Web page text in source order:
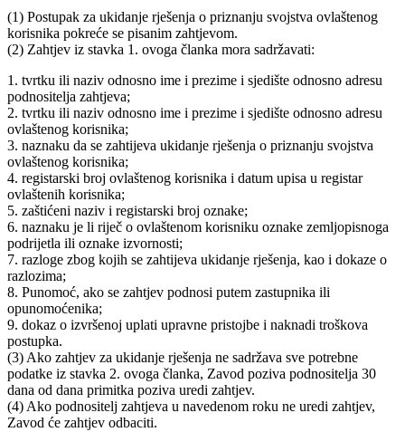
(1) Postupak za ukidanje rješenja o priznanju svojstva ovlaštenog
korisnika pokreće se pisanim zahtjevom.
(2) Zahtjev iz stavka 1. ovoga članka mora sadržavati:
1. tvrtku ili naziv odnosno ime i prezime i sjedište odnosno adresu
podnositelja zahtjeva;
2. tvrtku ili naziv odnosno ime i prezime i sjedište odnosno adresu
ovlaštenog korisnika;
3. naznaku da se zahtijeva ukidanje rješenja o priznanju svojstva
ovlaštenog korisnika;
4. registarski broj ovlaštenog korisnika i datum upisa u registar
ovlaštenih korisnika;
5. zaštićeni naziv i registarski broj oznake;
6. naznaku je li riječ o ovlaštenom korisniku oznake zemljopisnoga
podrijetla ili oznake izvornosti;
7. razloge zbog kojih se zahtijeva ukidanje rješenja, kao i dokaze o
razlozima;
8. Punomoć, ako se zahtjev podnosi putem zastupnika ili
opunomoćenika;
9. dokaz o izvršenoj uplati upravne pristojbe i naknadi troškova
postupka.
(3) Ako zahtjev za ukidanje rješenja ne sadržava sve potrebne
podatke iz stavka 2. ovoga članka, Zavod poziva podnositelja 30
dana od dana primitka poziva uredi zahtjev.
(4) Ako podnositelj zahtjeva u navedenom roku ne uredi zahtjev,
Zavod će zahtjev odbaciti.